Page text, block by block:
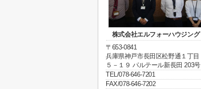
株式会社エルフォーハウジング
〒653-0841
兵庫県神戸市長田区松野通１丁目
５－１９ パルテール新長田 203号
TEL/078-646-7201
FAX/078-646-7202